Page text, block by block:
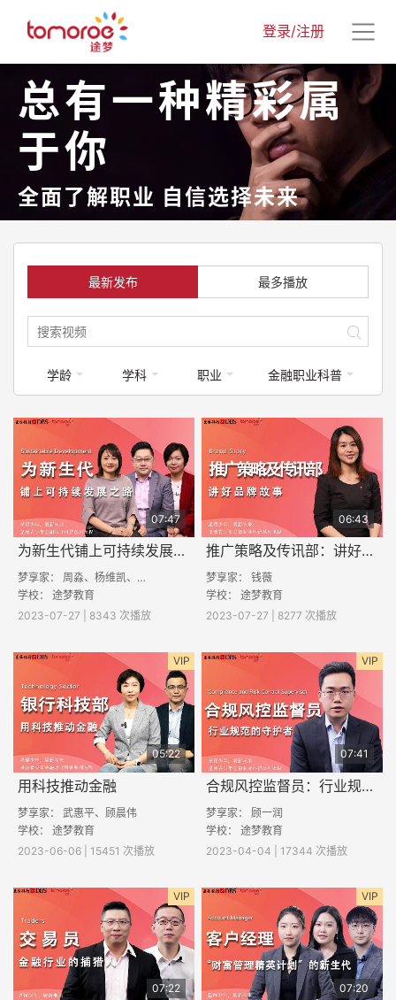
登录/注册
总有一种精彩属
于你
全面了解职业 自信选择未来
最新发布 最多播放
学龄 学科 职业 金融职业科普
07:47
为新生代铺上可持续发展之路
梦享家： 周淼、杨维凯、施岚
学校： 途梦教育
2023-07-27 | 8343 次播放
06:43
推广策略及传讯部：讲好品牌故事
梦享家： 钱薇
学校： 途梦教育
2023-07-27 | 8277 次播放
VIP
05:22
用科技推动金融
梦享家： 武惠平、顾晨伟
学校： 途梦教育
2023-06-06 | 15451 次播放
VIP
07:41
合规风控监督员：行业规范的守护者
梦享家： 顾一润
学校： 途梦教育
2023-04-04 | 17344 次播放
VIP
07:22
VIP
07:20